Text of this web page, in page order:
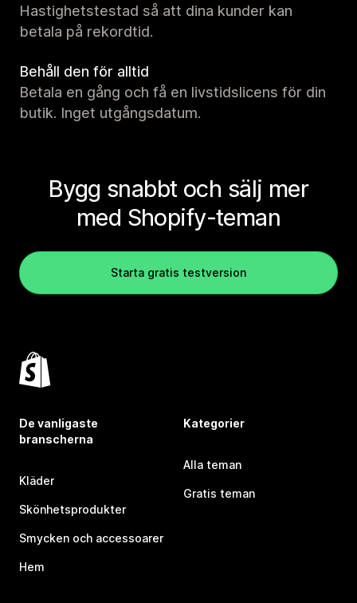
Hastighetstestad så att dina kunder kan
betala på rekordtid.
Behåll den för alltid
Betala en gång och få en livstidslicens för din
butik. Inget utgångsdatum.
Bygg snabbt och sälj mer
med Shopify-teman
Starta gratis testversion
De vanligaste
branscherna
Kläder
Skönhetsprodukter
Smycken och accessoarer
Hem
Kategorier
Alla teman
Gratis teman